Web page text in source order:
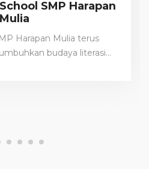
SMP Harapan
Mulia
Harapan Mulia terus
budaya literasi…